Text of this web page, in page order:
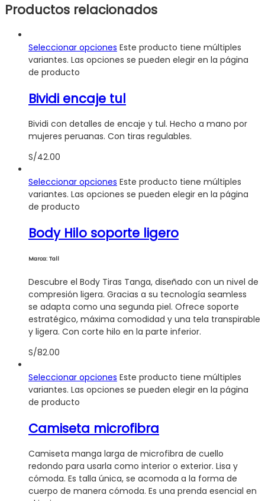
Productos relacionados
Seleccionar opciones Este producto tiene múltiples
variantes. Las opciones se pueden elegir en la página
de producto
Bividi encaje tul
Bividi con detalles de encaje y tul. Hecho a mano por
mujeres peruanas. Con tiras regulables.
S/42.00
Seleccionar opciones Este producto tiene múltiples
variantes. Las opciones se pueden elegir en la página
de producto
Body Hilo soporte ligero
Marca: Tall
Descubre el Body Tiras Tanga, diseñado con un nivel de
compresión ligera. Gracias a su tecnología seamless
se adapta como una segunda piel. Ofrece soporte
estratégico, máxima comodidad y una tela transpirable
y ligera. Con corte hilo en la parte inferior.
S/82.00
Seleccionar opciones Este producto tiene múltiples
variantes. Las opciones se pueden elegir en la página
de producto
Camiseta microfibra
Camiseta manga larga de microfibra de cuello
redondo para usarla como interior o exterior. Lisa y
cómoda. Es talla única, se acomoda a la forma de
cuerpo de manera cómoda. Es una prenda esencial en